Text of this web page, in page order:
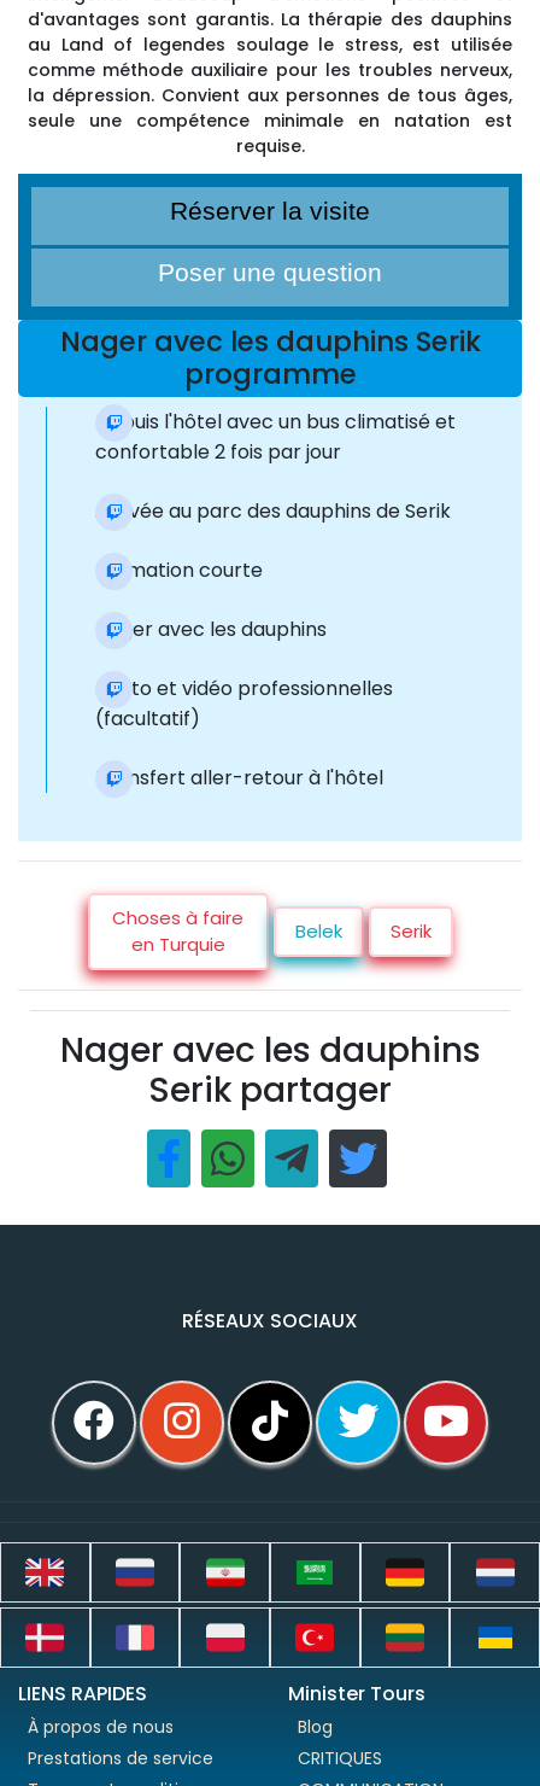
d'avantages sont garantis. La thérapie des dauphins
au Land of legendes soulage le stress, est utilisée
comme méthode auxiliaire pour les troubles nerveux,
la dépression. Convient aux personnes de tous âges,
seule une compétence minimale en natation est
requise.
Réserver la visite
Poser une question
Nager avec les dauphins Serik
programme
Depuis l'hôtel avec un bus climatisé et
confortable 2 fois par jour
Arrivée au parc des dauphins de Serik
Formation courte
Nager avec les dauphins
Photo et vidéo professionnelles
(facultatif)
Transfert aller-retour à l'hôtel
Choses à faire
en Turquie
Belek Serik
Nager avec les dauphins
Serik partager
RÉSEAUX SOCIAUX
LIENS RAPIDES
À propos de nous
Prestations de service
Minister Tours
Blog
CRITIQUES